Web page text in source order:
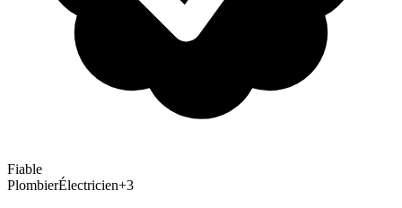
Fiable
PlombierÉlectricien+3